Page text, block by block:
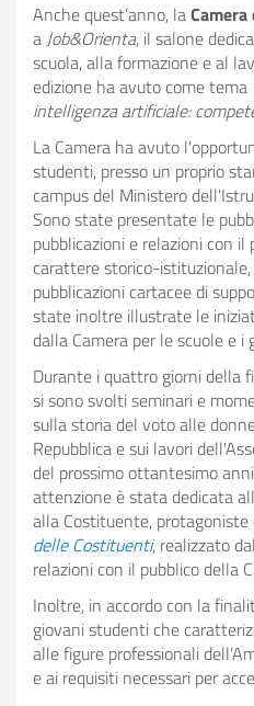
Lezioni di Costituzione
2024-2025 - Bando
Lezioni di Costituzione
2025-2026 - Bando
Parlawiky 2024-2025 -
Bando
Parlawiky 2025-2026 -
Bando
Anche quest’anno, la
aJob&Orienta, il salone
scuola, alla formazione e al
edizione ha avuto come tema
intelligenza artificiale:
La Camera ha avuto
studenti, presso un proprio
campus del Ministero
Sono state presentate le
pubblicazioni e relazioni con
carattere storico-
pubblicazioni cartacee di
state inoltre illustrate le
dalla Camera per le scuole e i
Durante i quattro giorni della
si sono svolti seminari e
sulla storia del voto alle
Repubblica e sui lavori
del prossimo ottantesimo
attenzione è stata dedicata
alla Costituente, protagoniste
delle Costituenti, realizzato
relazioni con il pubblico della
Inoltre, in accordo con la
giovani studenti che
alle figure professionali
e ai requisiti necessari per